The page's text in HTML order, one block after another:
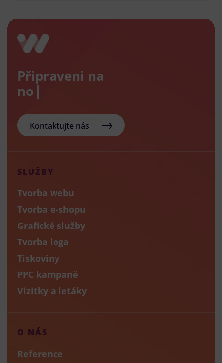
Připraveni na
nový e-
Kontaktujte nás
SLUŽBY
Tvorba webu
Tvorba e-shopu
Grafické služby
Tvorba loga
Tiskoviny
PPC kampaně
Vizitky a letáky
O NÁS
Reference